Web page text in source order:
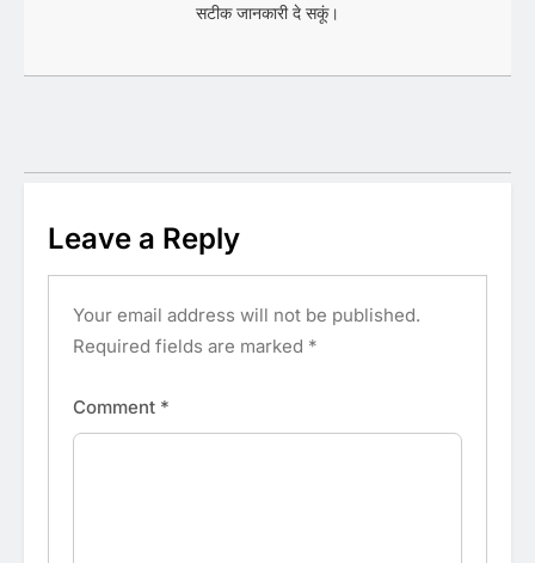
सटीक जानकारी दे सकूं।
Leave a Reply
Your email address will not be published.
Required fields are marked *
Comment *